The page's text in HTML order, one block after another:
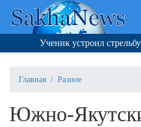
Ученик устроил стрельбу в
Главная Разное
Южно-